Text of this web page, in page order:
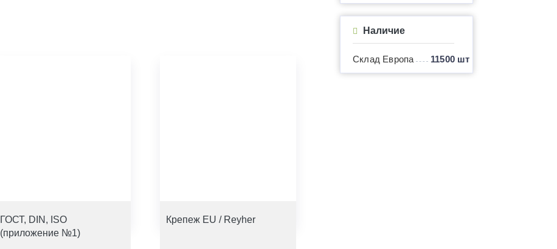
ГОСТ, DIN, ISO
(приложение №1)
Крепеж EU / Reyher
Наличие
Склад Европа 11500 шт